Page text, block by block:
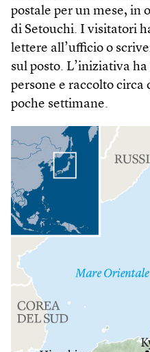
postale per un mese, in
di Setouchi. I visitatori
lettere all’ufficio o
sul posto. L’iniziativa
persone e raccolto
poche settimane.